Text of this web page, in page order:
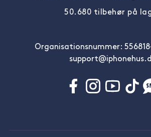
50.680 tilbehør på
Organisationsnummer: